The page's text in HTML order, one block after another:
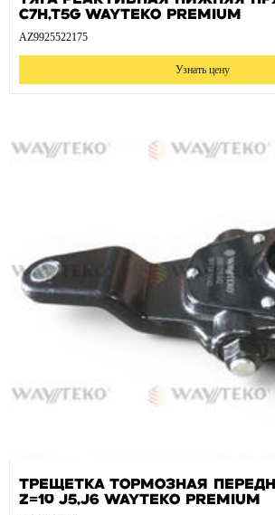
C7H,T5G WAYTEKO PREMIUM
AZ9925522175
Узнать цену
Трещетка тормозная
Z=10 J5,J6 WAYTEKO PREMIUM